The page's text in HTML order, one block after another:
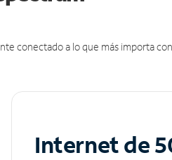
conectado a lo que más importa
Internet de